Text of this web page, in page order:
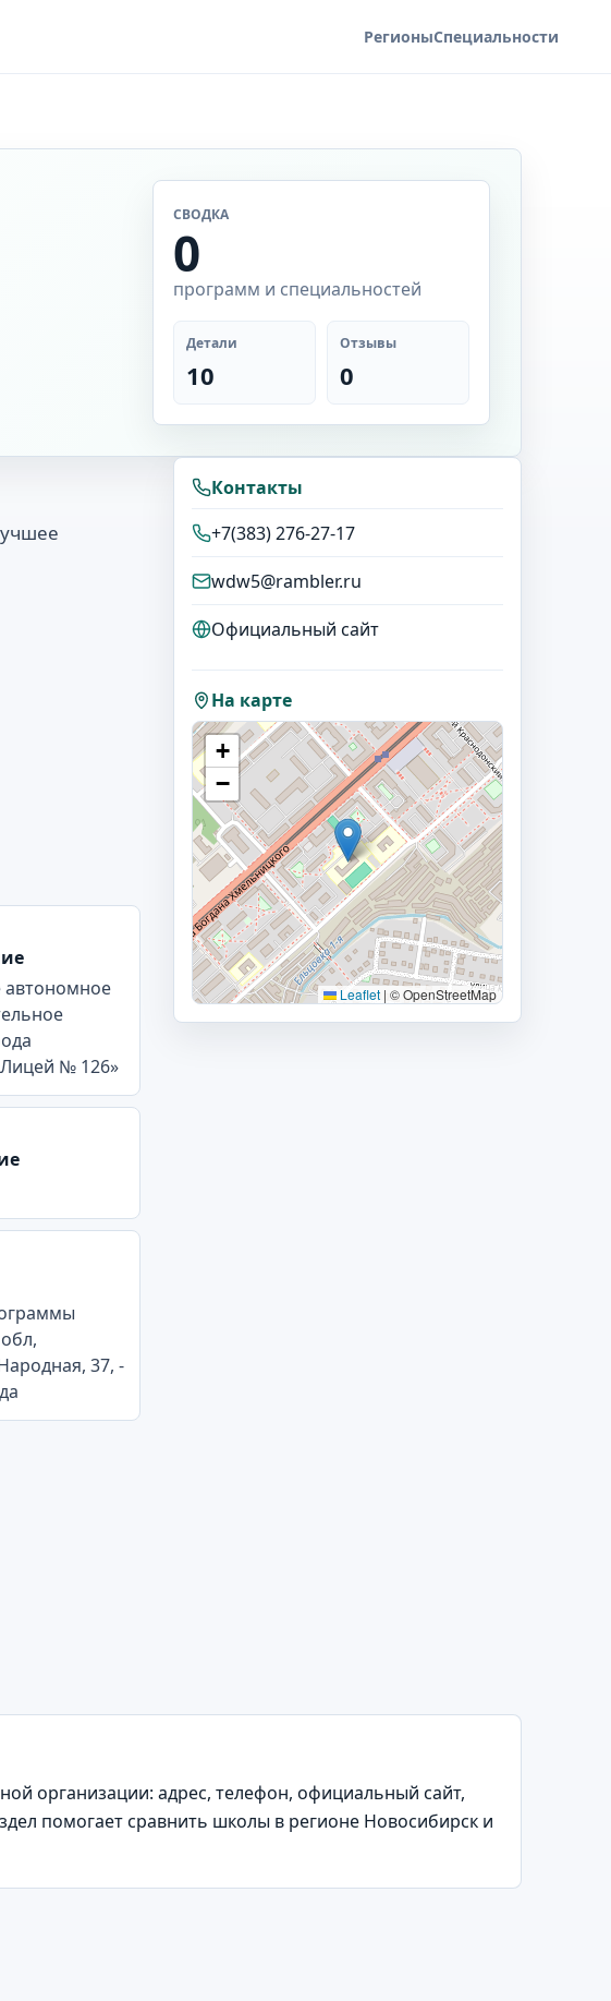
РегионыСпециальности
СВОДКА
0
программ и специальностей
Детали
10
Отзывы
0
№ 126»
37, -
Контакты
+7(383) 276-27-17
wdw5@rambler.ru
Официальный сайт
На карте
+
−
Leaflet | © OpenStreetMap
организации: адрес, телефон, официальный сайт,
помогает сравнить школы в регионе Новосибирск и